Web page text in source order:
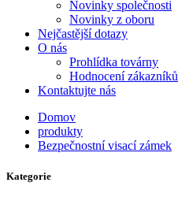
Novinky společnosti
Novinky z oboru
Nejčastější dotazy
O nás
Prohlídka továrny
Hodnocení zákazníků
Kontaktujte nás
Domov
produkty
Bezpečnostní visací zámek
Kategorie